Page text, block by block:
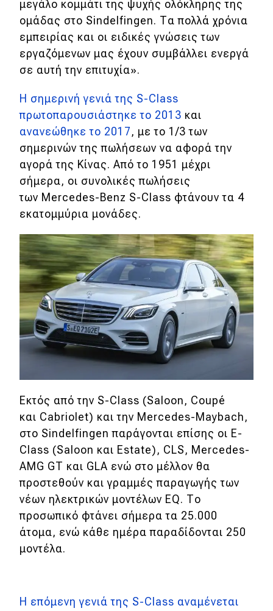
Πρωτότυπα
Ελλάδα
Κόσμος
Τεχνολογία
Ασφάλεια
Αγορά
Απόψεις
Test Drive
Δοκιμή
Αποστολή
Συγκρίνουμε
Αγώνες
Formula 1
WRC
Motorsport
Eco
Νέα
Τεχνολογία
Mobility
Σταθμοί φόρτισης
Νέα
μεγάλο κομμάτι της ψυχής ολόκληρης της
ομάδας στο Sindelfingen. Τα πολλά χρόνια
εμπειρίας και οι ειδικές γνώσεις των
εργαζόμενων μας έχουν συμβάλλει ενεργά
σε αυτή την επιτυχία».
Η σημερινή γενιά της S-Class
πρωτοπαρουσιάστηκε το 2013 και
ανανεώθηκε το 2017, με το 1/3 των
σημερινών της πωλήσεων να αφορά την
αγορά της Κίνας. Από το 1951 μέχρι
σήμερα, οι συνολικές πωλήσεις
των Mercedes-Benz S-Class φτάνουν τα 4
εκατομμύρια μονάδες.
Εκτός από την S-Class (Saloon, Coupé
και Cabriolet) και την Mercedes-Maybach,
στο Sindelfingen παράγονται επίσης οι E-
Class (Saloon και Estate), CLS, Mercedes-
AMG GT και GLA ενώ στο μέλλον θα
προστεθούν και γραμμές παραγωγής των
νέων ηλεκτρικών μοντέλων EQ. Το
προσωπικό φτάνει σήμερα τα 25.000
άτομα, ενώ κάθε ημέρα παραδίδονται 250
μοντέλα.
Η επόμενη γενιά της S-Class αναμένεται